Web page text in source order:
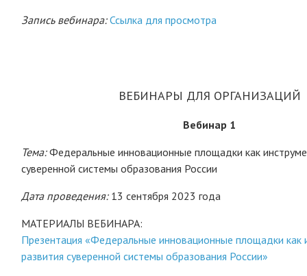
Запись вебинара: Ссылка для просмотра
ВЕБИНАРЫ ДЛЯ ОРГАНИЗАЦИЙ
Вебинар 1
Тема:Федеральные инновационные площадки как
суверенной системы образования России
Дата проведения:13 сентября 2023 года
МАТЕРИАЛЫ ВЕБИНАРА:
Презентация «Федеральные инновационные площадки как
развития суверенной системы образования России»